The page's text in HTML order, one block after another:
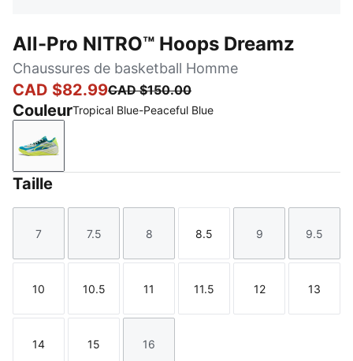
All-Pro NITRO™ Hoops Dreamz
Chaussures de basketball Homme
CAD $82.99CAD $150.00
CouleurTropical Blue-Peaceful Blue
Tropical Blue-Peaceful Blue
Taille
Taille
7
Taille
7.5
Taille
8
Taille
8.5
Taille
9
Taille
9.5
Taille
10
Taille
10.5
Taille
11
Taille
11.5
Taille
12
Taille
13
Taille
14
Taille
15
Taille
16